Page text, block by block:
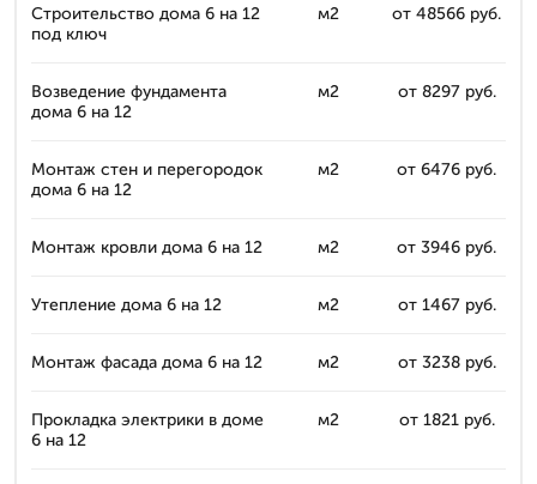
Строительство дома 6 на 12
под ключ
м2 от 48566 руб.
Возведение фундамента
дома 6 на 12
м2 от 8297 руб.
Монтаж стен и перегородок
дома 6 на 12
м2 от 6476 руб.
Монтаж кровли дома 6 на 12 м2 от 3946 руб.
Утепление дома 6 на 12 м2 от 1467 руб.
Монтаж фасада дома 6 на 12 м2 от 3238 руб.
Прокладка электрики в доме
6 на 12
м2 от 1821 руб.